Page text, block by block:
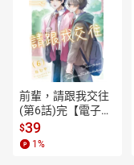
前輩，請跟我交往
(第6話)完【電子
書】
$39
1 %